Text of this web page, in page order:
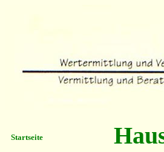
Startseite